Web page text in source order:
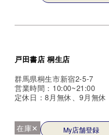
戸田書店 桐生店
群馬県桐生市新宿2-5-7
営業時間：10:00~21:00
定休日：8月無休、9月無休
在庫✕ My店舗登録